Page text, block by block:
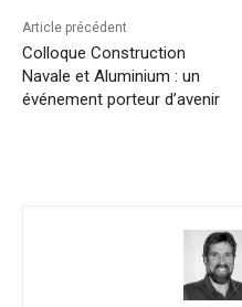
Article précédent
Colloque Construction
Navale et Aluminium : un
événement porteur d’avenir